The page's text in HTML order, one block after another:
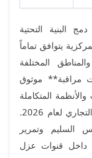
البنية التحتية
يتوافق تماماً
المختلفة
مراقبة** موثوق
المتكاملة
المتاحة في السوق السكني والتجاري لعام 2026.
السليم وتمرير
داخل قنوات عزل